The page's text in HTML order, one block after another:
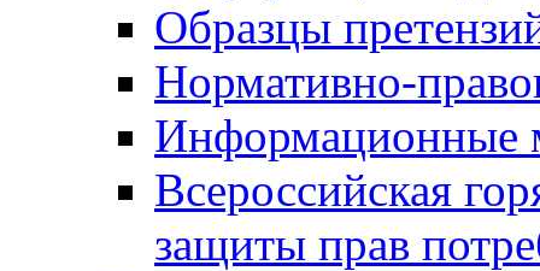
Образцы
Нормативно-
Информационные
Всероссийская
защиты прав